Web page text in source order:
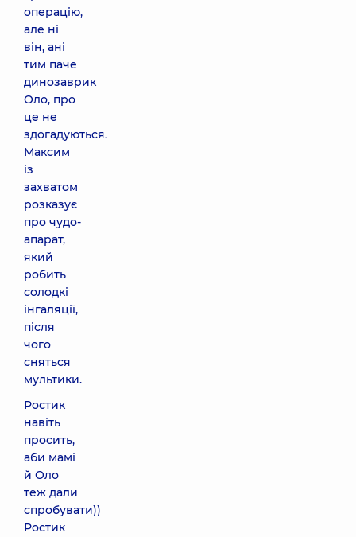
операцію,
але ні
він, ані
тим паче
динозаврик
Оло, про
це не
здогадуються.
Максим
із
захватом
розказує
про чудо-
апарат,
який
робить
солодкі
інгаляції,
після
чого
сняться
мультики.
Ростик
навіть
просить,
аби мамі
й Оло
теж дали
спробувати))
Ростик